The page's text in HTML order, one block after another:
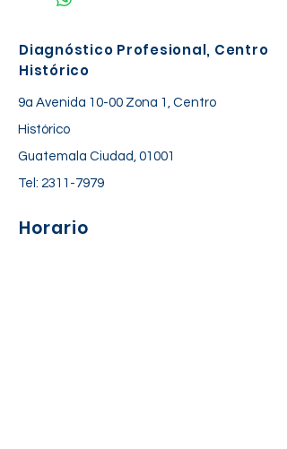
Diagnóstico Profesional, Centro
Histórico
9a Avenida 10-00 Zona 1, Centro
Histórico
Guatemala Ciudad, 01001
Tel: 2311-7979
Horario